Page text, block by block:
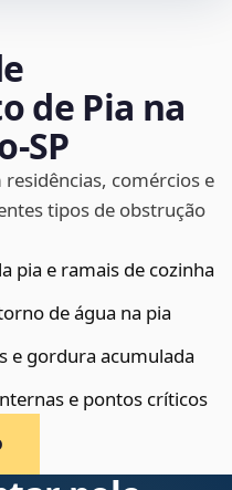
de Pia na
comércios e
tipos de obstrução
pia e ramais de cozinha
de água na pia
e gordura acumulada
e pontos críticos